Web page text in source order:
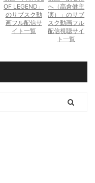
OF LEGEND」
のサブスク動
画フル配信サ
イト一覧
へ（高倉健主
演）」のサブ
スク動画フル
配信視聴サイ
ト一覧